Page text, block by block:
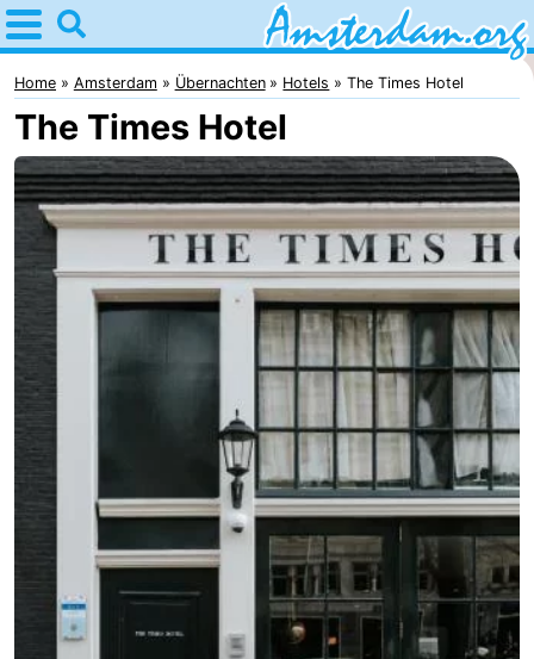
Home
Amsterdam
Interessante
Ausflüge
Für
Kindern
Junge
Erwachsene
Kostenlos
Übernachten
Appartements
Campingplätze
Ferienhäuser
-
Home Amsterdam Übernachten Hotels The Times Hotel
The Times Hotel